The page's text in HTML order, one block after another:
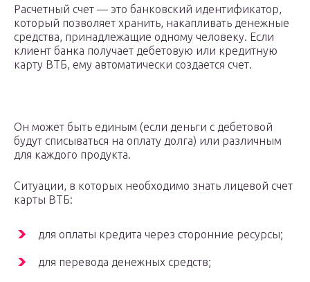
Расчетный счет — это банковский идентификатор,
который позволяет хранить, накапливать денежные
средства, принадлежащие одному человеку. Если
клиент банка получает дебетовую или кредитную
карту ВТБ, ему автоматически создается счет.
Он может быть единым (если деньги с дебетовой
будут списываться на оплату долга) или различным
для каждого продукта.
Ситуации, в которых необходимо знать лицевой счет
карты ВТБ:
для оплаты кредита через сторонние ресурсы;
для перевода денежных средств;